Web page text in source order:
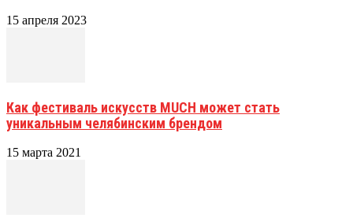
15 апреля 2023
Как фестиваль искусств MUCH может стать
уникальным челябинским брендом
15 марта 2021